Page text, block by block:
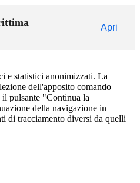
Apri
e statistici anonimizzati. La
dell'apposito comando
pulsante "Continua la
della navigazione in
di tracciamento diversi da quelli